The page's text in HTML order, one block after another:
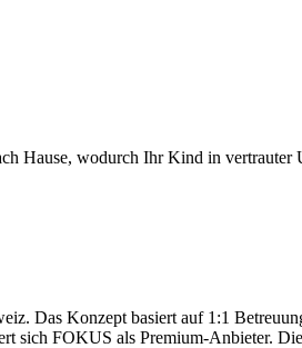
Hause, wodurch Ihr Kind in vertrauter
Das Konzept basiert auf 1:1
sich FOKUS als Premium-Anbieter.